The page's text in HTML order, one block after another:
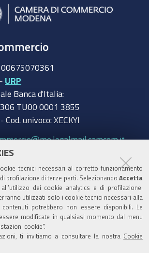
tecnici necessari al corretto funzionamento
profilazione di terze parti. Selezionando Accetta
dei cookie analytics e di profilazione.
utilizzati solo i cookie tecnici necessari alla
potrebbero non essere disponibili. Le
modificate in qualsiasi momento dal menu
cookie".
ti invitiamo a consultare la nostra Cookie
00675070361
URP
Banca d'Italia:
TU00 0001 3855
univoco: XECKYI
trasparente